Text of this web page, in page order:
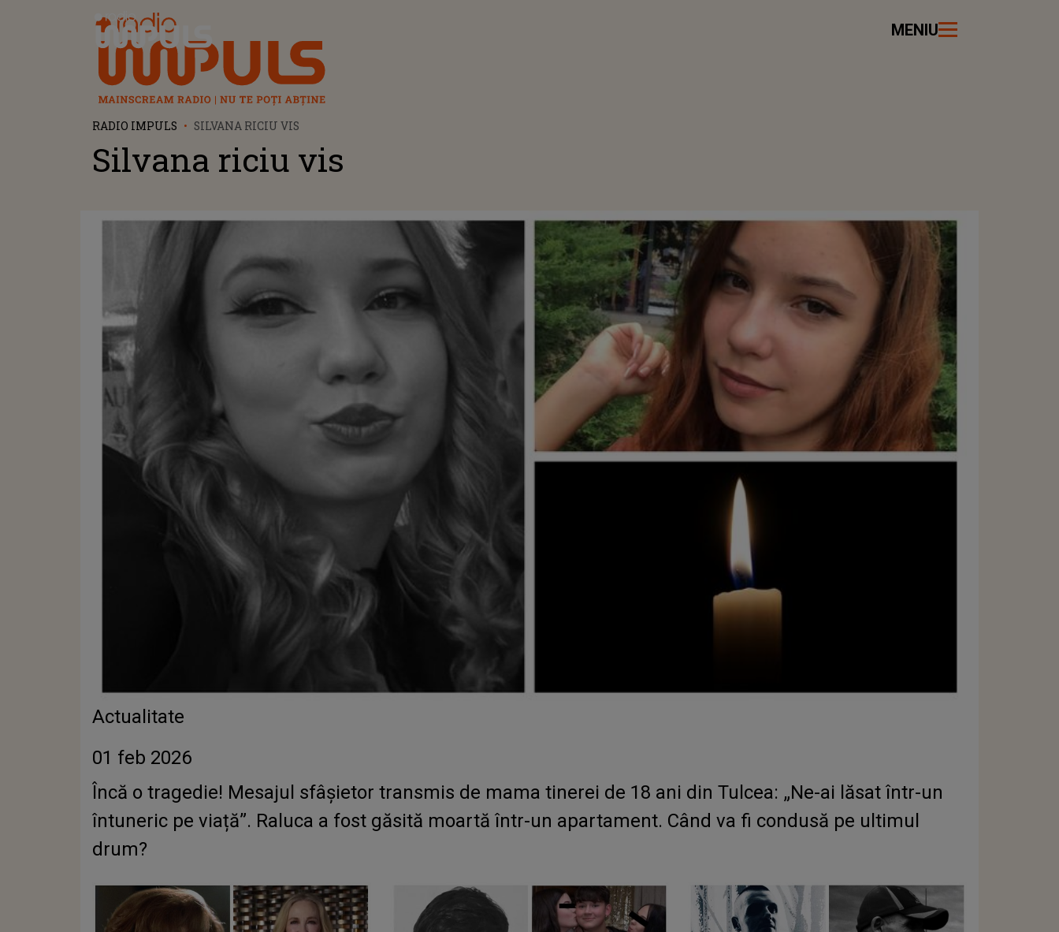
Radio Impuls MENIU
RADIO IMPULS SILVANA RICIU VIS
Silvana riciu vis
Actualitate
01 feb 2026
Încă o tragedie! Mesajul sfâșietor transmis de mama tinerei de 18 ani din Tulcea: „Ne-ai lăsat într-un
întuneric pe viață”. Raluca a fost găsită moartă într-un apartament. Când va fi condusă pe ultimul
drum?